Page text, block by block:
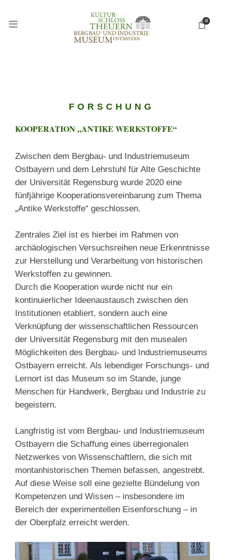
0
FORSCHUNG
KOOPERATION „ANTIKE WERKSTOFFE“
Zwischen dem Bergbau- und Industriemuseum
Ostbayern und dem Lehrstuhl für Alte Geschichte
der Universität Regensburg wurde 2020 eine
fünfjährige Kooperationsvereinbarung zum Thema
„Antike Werkstoffe“ geschlossen.
Zentrales Ziel ist es hierbei im Rahmen von
archäologischen Versuchsreihen neue Erkenntnisse
zur Herstellung und Verarbeitung von historischen
Werkstoffen zu gewinnen.
Durch die Kooperation wurde nicht nur ein
kontinuierlicher Ideenaustausch zwischen den
Institutionen etabliert, sondern auch eine
Verknüpfung der wissenschaftlichen Ressourcen
der Universität Regensburg mit den musealen
Möglichkeiten des Bergbau- und Industriemuseums
Ostbayern erreicht. Als lebendiger Forschungs- und
Lernort ist das Museum so im Stande, junge
Menschen für Handwerk, Bergbau und Industrie zu
begeistern.
Langfristig ist vom Bergbau- und Industriemuseum
Ostbayern die Schaffung eines überregionalen
Netzwerkes von Wissenschaftlern, die sich mit
montanhistorischen Themen befassen, angestrebt.
Auf diese Weise soll eine gezielte Bündelung von
Kompetenzen und Wissen – insbesondere im
Bereich der experimentellen Eisenforschung – in
der Oberpfalz erreicht werden.